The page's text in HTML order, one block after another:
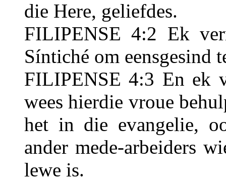
die Here, geliefdes.
FILIPENSE 4:2 Ek
Síntiché om eensgesind
FILIPENSE 4:3 En ek
wees hierdie vroue
het in die evangelie,
ander mede-arbeiders
lewe is.